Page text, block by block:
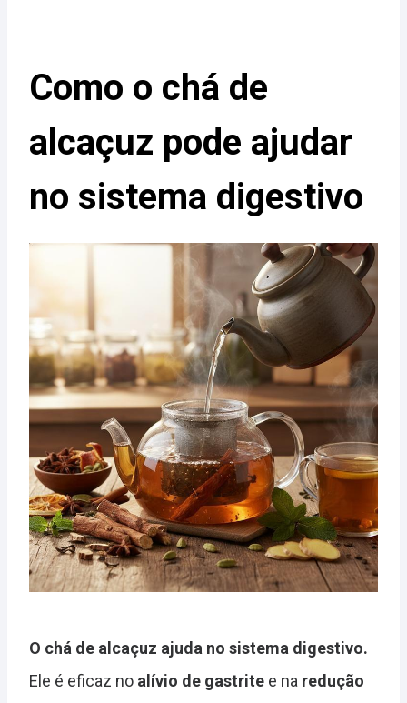
Como o chá de
alcaçuz pode ajudar
no sistema digestivo
O chá de alcaçuz ajuda no sistema digestivo.
Ele é eficaz no alívio de gastrite e na redução